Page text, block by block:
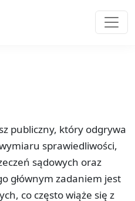
publiczny, który odgrywa
sprawiedliwości,
sądowych oraz
głównym zadaniem jest
co często wiąże się z